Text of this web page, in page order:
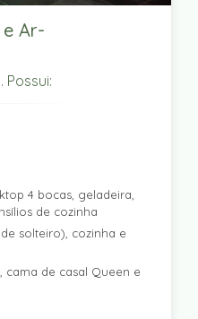
Ar-
4 bocas, geladeira,
de cozinha
solteiro), cozinha e
cama de casal Queen e